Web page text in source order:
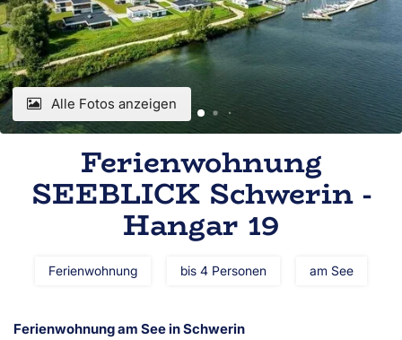
Alle Fotos anzeigen
Ferienwohnung
SEEBLICK Schwerin -
Hangar 19
Ferienwohnung bis 4 Personen am See
Ferienwohnung am See in Schwerin